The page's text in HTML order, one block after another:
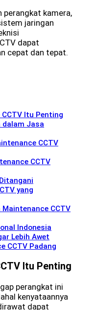
perangkat kamera,
jaringan
dapat
cepat dan tepat.
Itu Penting
dalam Jasa
CCTV
CCTV
yang
CCTV
Indonesia
Lebih Awet
CCTV Padang
Itu Penting
perangkat ini
kenyataannya
dapat